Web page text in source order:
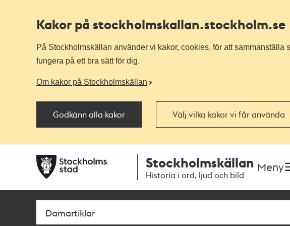
Kakor på stockholmskallan.stockholm.se
På Stockholmskällan använder vi kakor, cookies, för att sammanställa
fungera på ett bra sätt för dig.
Om kakor på Stockholmskällan
Godkänn alla kakor Välj vilka kakor vi får använda
navigationen
huvudinnehållet
Stockholmskällan
Historia i ord, ljud och bild
Meny
Sök